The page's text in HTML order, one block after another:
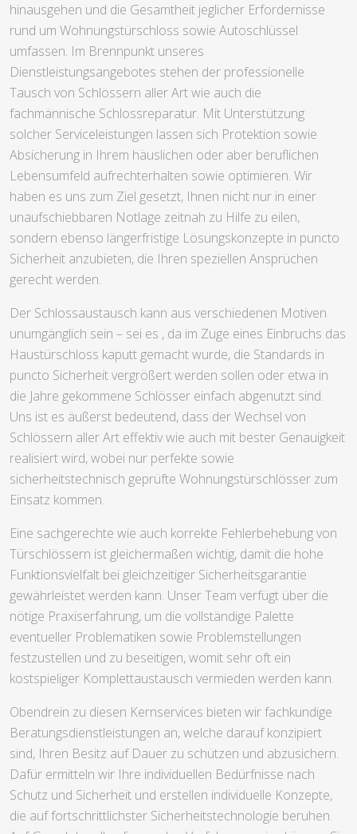
hinausgehen und die Gesamtheit jeglicher Erfordernisse
rund um Wohnungstürschloss sowie Autoschlüssel
umfassen. Im Brennpunkt unseres
Dienstleistungsangebotes stehen der professionelle
Tausch von Schlössern aller Art wie auch die
fachmännische Schlossreparatur. Mit Unterstützung
solcher Serviceleistungen lassen sich Protektion sowie
Absicherung in Ihrem häuslichen oder aber beruflichen
Lebensumfeld aufrechterhalten sowie optimieren. Wir
haben es uns zum Ziel gesetzt, Ihnen nicht nur in einer
unaufschiebbaren Notlage zeitnah zu Hilfe zu eilen,
sondern ebenso längerfristige Lösungskonzepte in puncto
Sicherheit anzubieten, die Ihren speziellen Ansprüchen
gerecht werden.
Der Schlossaustausch kann aus verschiedenen Motiven
unumgänglich sein – sei es , da im Zuge eines Einbruchs das
Haustürschloss kaputt gemacht wurde, die Standards in
puncto Sicherheit vergrößert werden sollen oder etwa in
die Jahre gekommene Schlösser einfach abgenutzt sind.
Uns ist es äußerst bedeutend, dass der Wechsel von
Schlössern aller Art effektiv wie auch mit bester Genauigkeit
realisiert wird, wobei nur perfekte sowie
sicherheitstechnisch geprüfte Wohnungstürschlösser zum
Einsatz kommen.
Eine sachgerechte wie auch korrekte Fehlerbehebung von
Türschlössern ist gleichermaßen wichtig, damit die hohe
Funktionsvielfalt bei gleichzeitiger Sicherheitsgarantie
gewährleistet werden kann. Unser Team verfügt über die
nötige Praxiserfahrung, um die vollständige Palette
eventueller Problematiken sowie Problemstellungen
festzustellen und zu beseitigen, womit sehr oft ein
kostspieliger Komplettaustausch vermieden werden kann.
Obendrein zu diesen Kernservices bieten wir fachkundige
Beratungsdienstleistungen an, welche darauf konzipiert
sind, Ihren Besitz auf Dauer zu schützen und abzusichern.
Dafür ermitteln wir Ihre individuellen Bedürfnisse nach
Schutz und Sicherheit und erstellen individuelle Konzepte,
die auf fortschrittlichster Sicherheitstechnologie beruhen.